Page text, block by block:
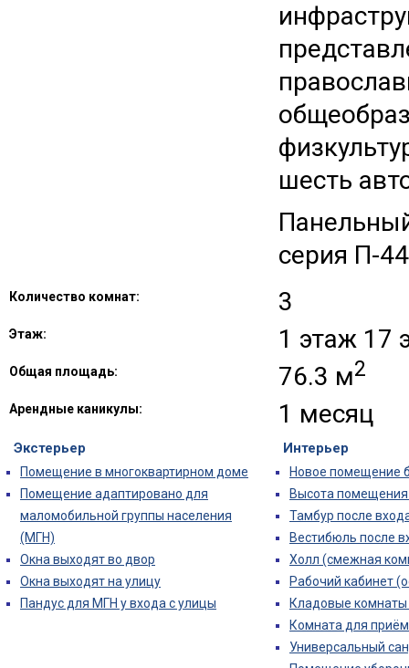
шесть
серия П-
Количество комнат: 3
Этаж: 1 этаж 17
Общая площадь: 76.3 м2
Арендные каникулы: 1 месяц
Экстерьер
Помещение в многоквартирном доме
Помещение адаптировано для
маломобильной группы населения
(МГН)
Окна выходят во двор
Окна выходят на улицу
Пандус для МГН у входа с улицы
Интерьер
Новое помещение
Высота
Тамбур после
Вестибюль после
Холл (смежная
Рабочий кабинет
Кладовые комнаты
Комната для
Универсальный